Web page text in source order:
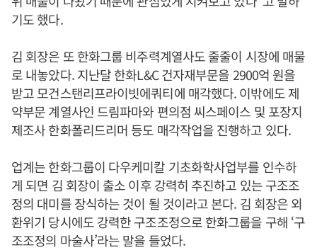
기도 했다.
김 회장은 또 한화그룹 비주력계열사도 줄줄이 시장에 매물
로 내놓았다. 지난달 한화L&C 건자재부문을 2900억 원을
받고 모건스탠리프라이빗에쿼티에 매각했다. 이밖에도 제
약부문 계열사인 드림파마와 편의점 씨스페이스 및 포장지
제조사 한화폴리드리머 등도 매각작업을 진행하고 있다.
업계는 한화그룹이 다우케미칼 기초화학사업부를 인수하
게 되면 김 회장이 출소 이후 강력히 추진하고 있는 구조조
정의 대미를 장식하는 것이 될 것이라고 본다. 김 회장은 외
환위기 당시에도 강력한 구조조정으로 한화그룹을 구해 ‘구
조조정의 마술사’라는 말을 들었다.